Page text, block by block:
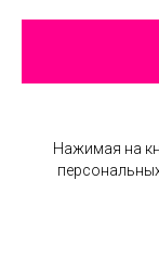
Нажимая на